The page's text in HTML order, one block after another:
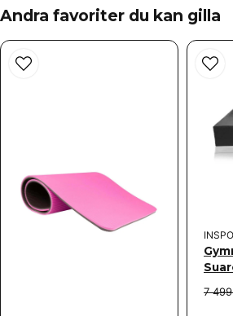
Mejladress
Skicka fråga
Andra favoriter du kan gilla
7